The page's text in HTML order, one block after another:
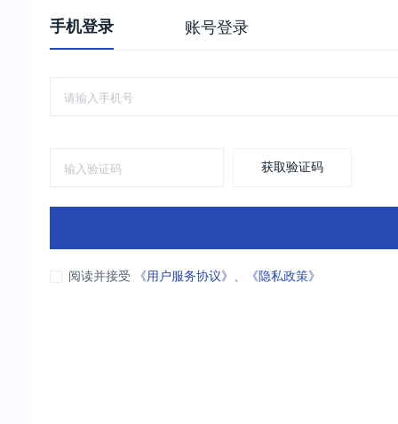
手机登录 账号登录
获取验证码
阅读并接受 《用户服务协议》 、 《隐私政策》